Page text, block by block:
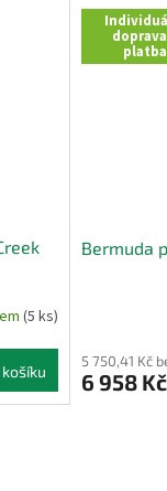
(5 ks)
košíku
platba
Bermuda
5 750,41 Kč
6 958 Kč